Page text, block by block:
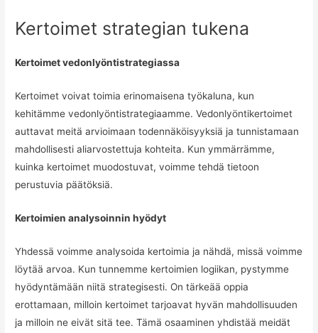
Kertoimet strategian tukena
Kertoimet vedonlyöntistrategiassa
Kertoimet voivat toimia erinomaisena työkaluna, kun
kehitämme vedonlyöntistrategiaamme. Vedonlyöntikertoimet
auttavat meitä arvioimaan todennäköisyyksiä ja tunnistamaan
mahdollisesti aliarvostettuja kohteita. Kun ymmärrämme,
kuinka kertoimet muodostuvat, voimme tehdä tietoon
perustuvia päätöksiä.
Kertoimien analysoinnin hyödyt
Yhdessä voimme analysoida kertoimia ja nähdä, missä voimme
löytää arvoa. Kun tunnemme kertoimien logiikan, pystymme
hyödyntämään niitä strategisesti. On tärkeää oppia
erottamaan, milloin kertoimet tarjoavat hyvän mahdollisuuden
ja milloin ne eivät sitä tee. Tämä osaaminen yhdistää meidät